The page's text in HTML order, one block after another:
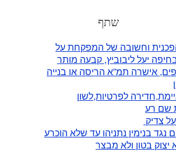
שתף
וחשובה של המפקחת על
יעל ליבוביץ, קבעה מותר
אישרה תמ”א הריסה או בנייה
לפרטיות,לשון
שם רע
צדיק
נגד בנימין נתניהו עד שלא הוכרע
בטון ולא מבצר